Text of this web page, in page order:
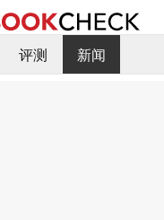
评测
新闻